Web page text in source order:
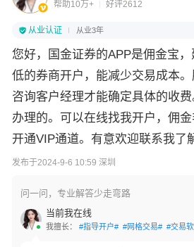
帮助10万+ 好评2612
从业认证 从业3年
您好，‌国金证券的APP是佣金宝
低的券商开户，能减少交易成本
咨询客户经理才能确定具体的收
办理的。可以在线找我开户，佣
开通VIP通道。有意欢迎联系我了
发布于2024-9-6 10:59 深圳
问一问，专业解答少走弯路
当前我在线
我擅长： #指导开户# #网格交易# #交易